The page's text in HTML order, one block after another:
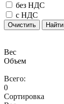
без НДС
с НДС
Очистить Найти
Вес
Объем
Всего:
0
Сортировка